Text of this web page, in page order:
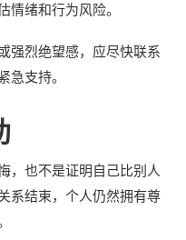
情绪和行为风险。
强烈绝望感，应尽快联系
急支持。
，也不是证明自己比别人
系结束，个人仍然拥有尊